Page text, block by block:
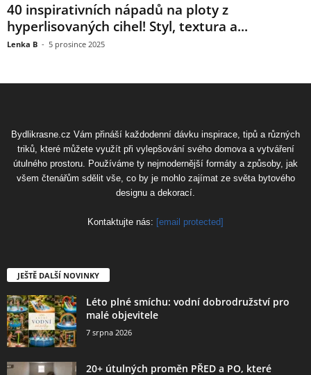
40 inspirativních nápadů na ploty z
hyperlisovaných cihel! Styl, textura a...
Lenka B - 5 prosince 2025
Bydlikrasne.cz Vám přináší každodenní dávku inspirace, tipů a různých
triků, které můžete využít při vylepšování svého domova a vytváření
útulného prostoru. Používáme ty nejmodernější formáty a způsoby, jak
všem čtenářům sdělit vše, co by je mohlo zajímat ze světa bytového
designu a dekorací.
Kontaktujte nás: [email protected]
JEŠTĚ DALŠÍ NOVINKY
Léto plné smíchu: vodní dobrodružství pro
malé objevitele
7 srpna 2026
20+ útulných proměn PŘED a PO, které